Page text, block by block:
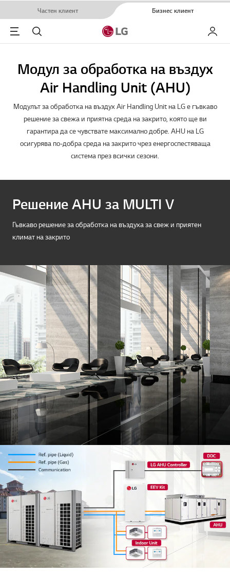
Частен клиент Бизнес клиент
Menu
Търсене Моят
Модул за обработка на въздух
Air Handling Unit (AHU)
Модулът за обработка на въздух Air Handling Unit на LG е гъвкаво
решение за свежа и приятна среда на закрито, която ще ви
гарантира да се чувствате максимално добре. AHU на LG
осигурява по-добра среда на закрито чрез енергоспестяваща
система през всички сезони.
Решение AHU за MULTI V
Гъвкаво решение за обработка на въздуха за свеж и приятен
климат на закрито